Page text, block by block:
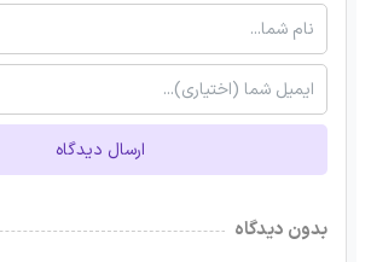
ارسال دیدگاه
بدون دیدگاه